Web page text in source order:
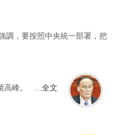
調，要按照中央統一部署，把
高峰。 ...全文